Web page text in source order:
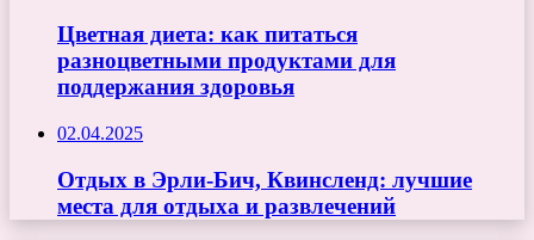
Цветная диета: как питаться
разноцветными продуктами для
поддержания здоровья
02.04.2025
Отдых в Эрли-Бич, Квинсленд: лучшие
места для отдыха и развлечений